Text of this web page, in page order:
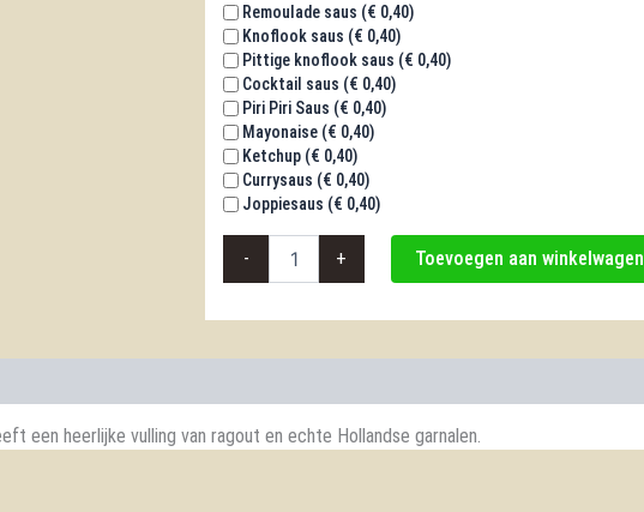
Remoulade saus (€ 0,40)
Knoflook saus (€ 0,40)
Pittige knoflook saus (€ 0,40)
Cocktail saus (€ 0,40)
Piri Piri Saus (€ 0,40)
Mayonaise (€ 0,40)
Ketchup (€ 0,40)
Currysaus (€ 0,40)
Joppiesaus (€ 0,40)
-
aantal
+ Toevoegen aan winkelwagen
een heerlijke vulling van ragout en echte Hollandse garnalen.